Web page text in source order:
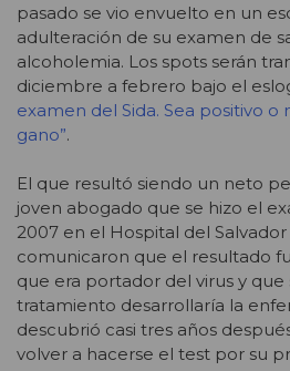
pasado se vio envuelto en un
adulteración de su examen de
alcoholemia. Los spots serán
diciembre a febrero bajo el
examen del Sida. Sea positivo o
gano”.
El que resultó siendo un neto
joven abogado que se hizo el
2007 en el Hospital del
comunicaron que el resultado
que era portador del virus y que
tratamiento desarrollaría la
descubrió casi tres años
volver a hacerse el test por su